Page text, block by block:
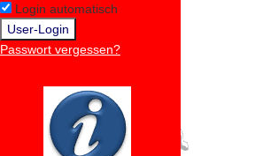
Login automatisch
Passwort vergessen?